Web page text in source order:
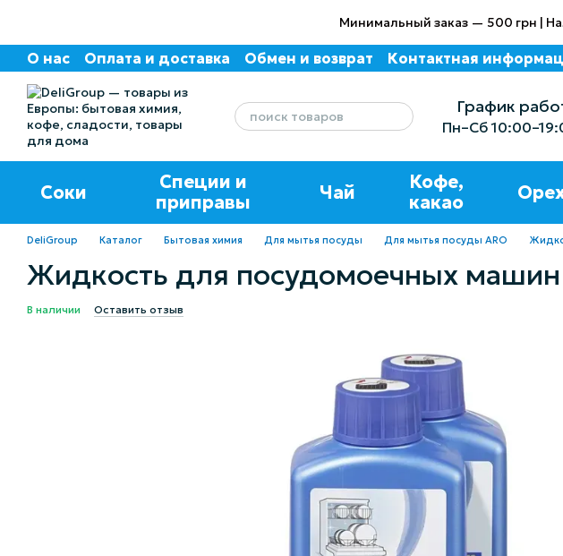
Минимальный заказ — 500 грн |
О нас Оплата и доставка Обмен и возврат
Контактная
График
Пн–Сб
Соки
Специи и
приправы
Чай
Кофе,
какао
DeliGroup Каталог Бытовая химия Для мытья посуды Для мытья посуды ARO
Жидкость для посудомоечных
В наличии Оставить отзыв